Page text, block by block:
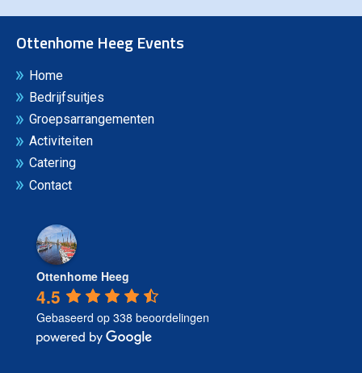
Ottenhome Heeg Events
Home
Bedrijfsuitjes
Groepsarrangementen
Activiteiten
Catering
Contact
Ottenhome Heeg
4.5
Gebaseerd op 338 beoordelingen